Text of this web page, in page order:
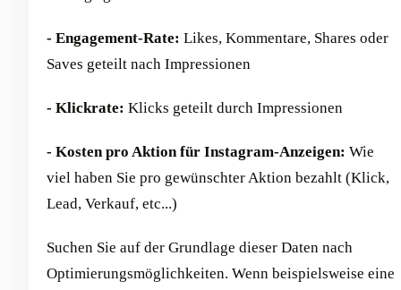
- Engagement-Rate: Likes, Kommentare, Shares oder
Saves geteilt nach Impressionen
- Klickrate: Klicks geteilt durch Impressionen
- Kosten pro Aktion für Instagram-Anzeigen: Wie
viel haben Sie pro gewünschter Aktion bezahlt (Klick,
Lead, Verkauf, etc...)
Suchen Sie auf der Grundlage dieser Daten nach
Optimierungsmöglichkeiten. Wenn beispielsweise eine